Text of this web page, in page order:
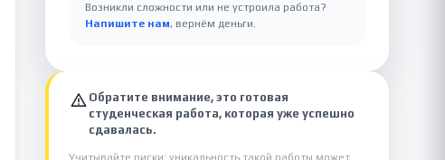
Возникли сложности или не устроила работа?
Напишите нам, вернём деньги.
Обратите внимание, это готовая
студенческая работа, которая уже успешно
сдавалась.
Учитывайте риски: уникальность такой работы может